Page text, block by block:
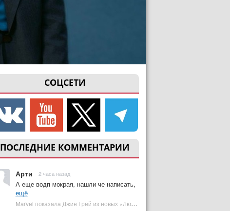
СОЦСЕТИ
ПОСЛЕДНИЕ КОММЕНТАРИИ
Арти 2 часа назад
А еще водп мокрая, нашли че написать,
ещё
Marvel показала Джин Грей из новых «Людей Икс» | Plugged In Ru